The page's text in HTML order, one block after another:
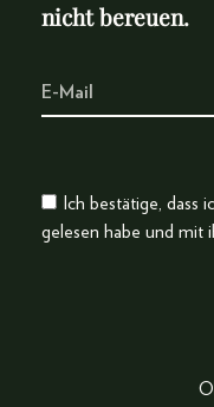
nicht bereuen.
Ich bestätige, dass
gelesen habe und mit